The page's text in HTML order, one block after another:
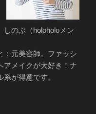
のぶ（holoholoメン
：元美容師。ファッシ
アメイクが大好き！ナ
系が得意です。